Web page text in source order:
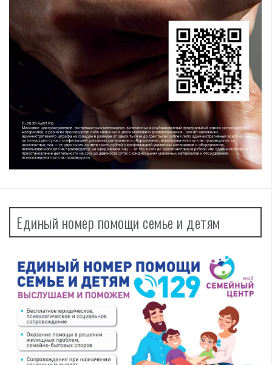
Единый номер помощи семье и детям